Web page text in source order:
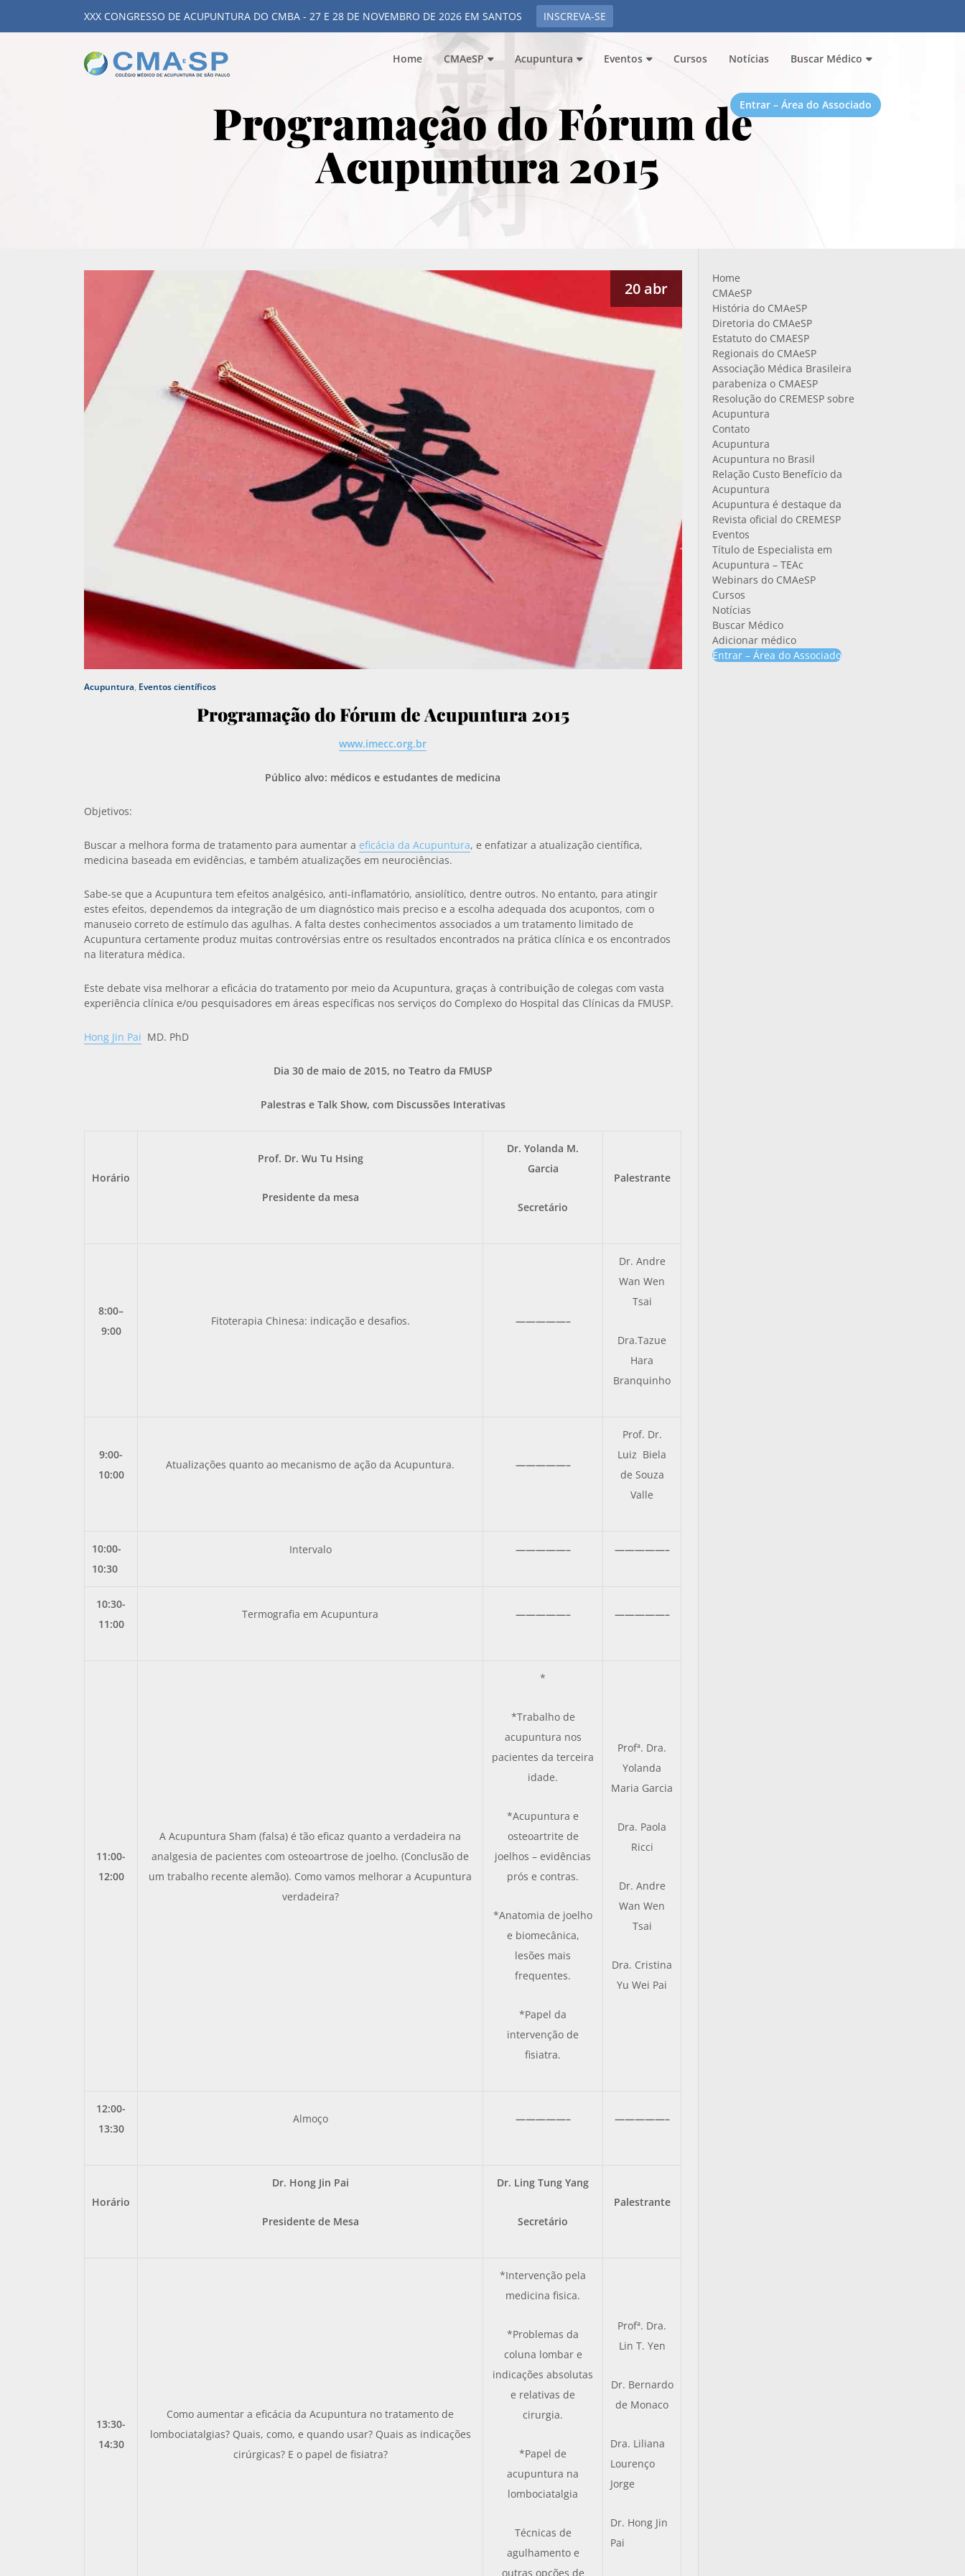
XXX CONGRESSO DE ACUPUNTURA DO CMBA - 27 E 28 DE NOVEMBRO DE 2026 EM SANTOS INSCREVA-SE
Home CMAeSP Acupuntura Eventos Cursos Notícias Buscar Médico
Entrar – Área do Associado
Programação do Fórum de
Acupuntura 2015
20 abr
Acupuntura, Eventos científicos
Programaçãodo Fórum deAcupuntura 2015
www.imecc.org.br
Público alvo: médicos e estudantes de medicina
Objetivos:
Buscar a melhora forma de tratamento para aumentar a eficácia da Acupuntura, e enfatizar a atualização científica,
medicina baseada em evidências, e também atualizações em neurociências.
Sabe-se que a Acupuntura tem efeitos analgésico, anti-inflamatório, ansiolítico, dentre outros. No entanto, para atingir
estes efeitos, dependemos da integração de um diagnóstico mais preciso e a escolha adequada dos acupontos, com o
manuseio correto de estímulo das agulhas. A falta destes conhecimentos associados a um tratamento limitado de
Acupuntura certamente produz muitas controvérsias entre os resultados encontrados na prática clínica e os encontrados
na literatura médica.
Este debate visa melhorar a eficácia do tratamento por meio da Acupuntura, graças à contribuição de colegas com vasta
experiência clínica e/ou pesquisadores em áreas específicas nos serviços do Complexo do Hospital das Clínicas da FMUSP.
Hong Jin Pai MD. PhD
Dia 30 de maio de 2015, no Teatro da FMUSP
Palestras e Talk Show, com Discussões Interativas
Horário
Prof. Dr. Wu Tu Hsing
Presidente da mesa
Dr. Yolanda M.
Garcia
Secretário
Palestrante
8:00–
9:00
Fitoterapia Chinesa: indicação e desafios. —————–
Dr. Andre
Wan Wen
Tsai
Dra.Tazue
Hara
Branquinho
9:00-
10:00
Atualizações quanto ao mecanismo de ação da Acupuntura. —————–
Prof. Dr.
Luiz Biela
de Souza
Valle
10:00-
10:30
Intervalo —————– —————–
10:30-
11:00
Termografia em Acupuntura —————– —————–
11:00-
12:00
A Acupuntura Sham (falsa) é tão eficaz quanto a verdadeira na
analgesia de pacientes com osteoartrose de joelho. (Conclusão de
um trabalho recente alemão). Como vamos melhorar a Acupuntura
verdadeira?
*
*Trabalho de
acupuntura nos
pacientes da terceira
idade.
*Acupuntura e
osteoartrite de
joelhos – evidências
prós e contras.
*Anatomia de joelho
e biomecânica,
lesões mais
frequentes.
*Papel da
intervenção de
fisiatra.
Profª. Dra.
Yolanda
Maria Garcia
Dra. Paola
Ricci
Dr. Andre
Wan Wen
Tsai
Dra. Cristina
Yu Wei Pai
12:00-
13:30
Almoço —————– —————–
Horário
Dr. Hong Jin Pai
Presidente de Mesa
Dr. Ling Tung Yang
Secretário
Palestrante
13:30-
14:30
Como aumentar a eficácia da Acupuntura no tratamento de
lombociatalgias? Quais, como, e quando usar? Quais as indicações
cirúrgicas? E o papel de fisiatra?
*Intervenção pela
medicina fisica.
*Problemas da
coluna lombar e
indicações absolutas
e relativas de
cirurgia.
*Papel de
acupuntura na
lombociatalgia
Técnicas de
agulhamento e
outras opções de
Profª. Dra.
Lin T. Yen
Dr. Bernardo
de Monaco
Dra. Liliana
Lourenço
Jorge
Dr. Hong Jin
Pai
Home
CMAeSP
História do CMAeSP
Diretoria do CMAeSP
Estatuto do CMAESP
Regionais do CMAeSP
Associação Médica Brasileira
parabeniza o CMAESP
Resolução do CREMESP sobre
Acupuntura
Contato
Acupuntura
Acupuntura no Brasil
Relação Custo Benefício da
Acupuntura
Acupuntura é destaque da
Revista oficial do CREMESP
Eventos
Título de Especialista em
Acupuntura – TEAc
Webinars do CMAeSP
Cursos
Notícias
Buscar Médico
Adicionar médico
Entrar – Área do Associado